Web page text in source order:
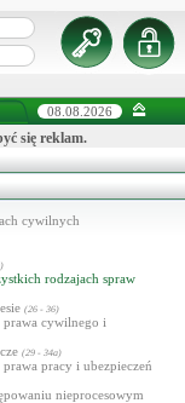
08.08.2026
się reklam.
cywilnych
rodzajach spraw
(26 - 36)
prawa cywilnego i
(29 - 34a)
pracy i ubezpieczeń
nieprocesowym